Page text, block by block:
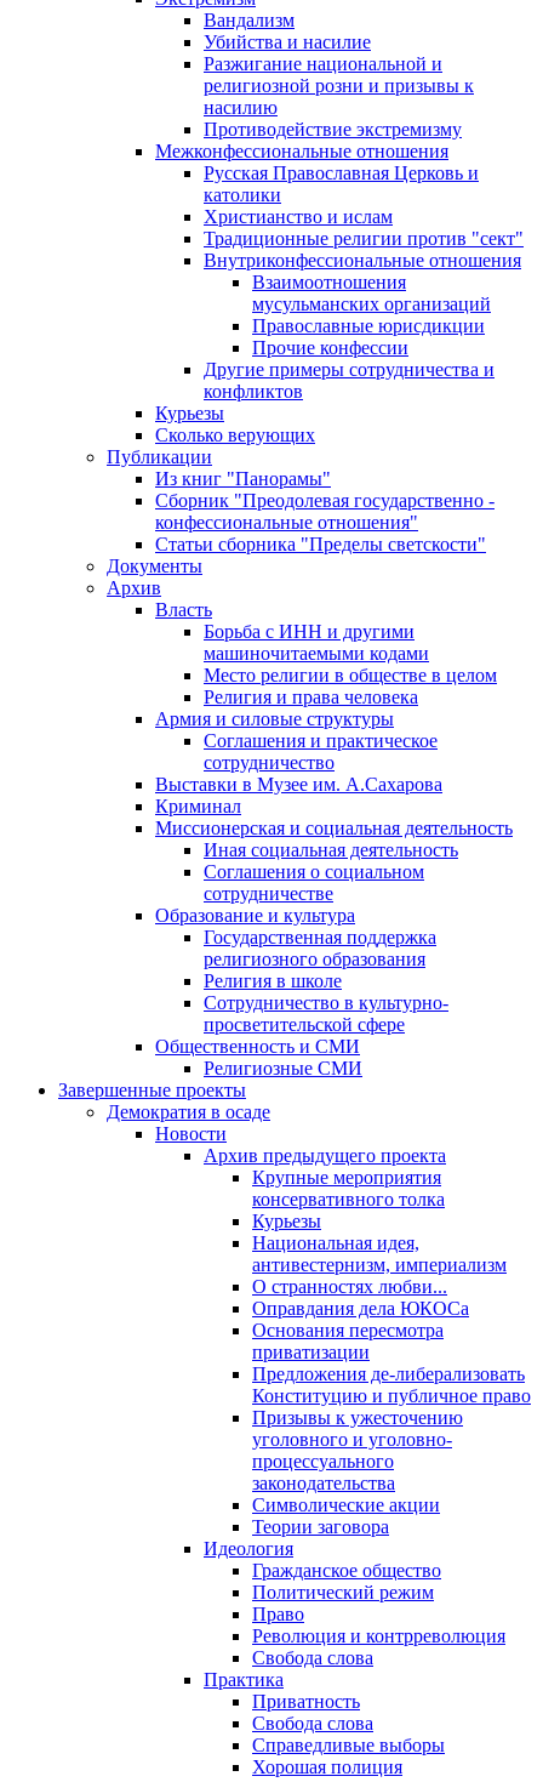
Вандализм
Убийства и насилие
Разжигание национальной и
религиозной розни и призывы к
насилию
Противодействие экстремизму
Межконфессиональные отношения
Русская Православная Церковь и
католики
Христианство и ислам
Традиционные религии против "сект"
Внутриконфессиональные отношения
Взаимоотношения
мусульманских организаций
Православные юрисдикции
Прочие конфессии
Другие примеры сотрудничества и
конфликтов
Курьезы
Сколько верующих
Публикации
Из книг "Панорамы"
Сборник "Преодолевая государственно -
конфессиональные отношения"
Статьи сборника "Пределы светскости"
Документы
Архив
Власть
Борьба с ИНН и другими
машиночитаемыми кодами
Место религии в обществе в целом
Религия и права человека
Армия и силовые структуры
Соглашения и практическое
сотрудничество
Выставки в Музее им. А.Сахарова
Криминал
Миссионерская и социальная деятельность
Иная социальная деятельность
Соглашения о социальном
сотрудничестве
Образование и культура
Государственная поддержка
религиозного образования
Религия в школе
Сотрудничество в культурно-
просветительской сфере
Общественность и СМИ
Религиозные СМИ
Завершенные проекты
Демократия в осаде
Новости
Архив предыдущего проекта
Крупные мероприятия
консервативного толка
Курьезы
Национальная идея,
антивестернизм, империализм
О странностях любви...
Оправдания дела ЮКОСа
Основания пересмотра
приватизации
Предложения де-либерализовать
Конституцию и публичное право
Призывы к ужесточению
уголовного и уголовно-
процессуального
законодательства
Символические акции
Теории заговора
Идеология
Гражданское общество
Политический режим
Право
Революция и контрреволюция
Свобода слова
Практика
Приватность
Свобода слова
Справедливые выборы
Хорошая полиция